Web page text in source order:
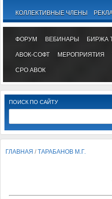
КОЛЛЕКТИВНЫЕ ЧЛЕНЫ
ФОРУМ ВЕБИНАРЫ БИРЖА
АВОК-СОФТ МЕРОПРИЯТИЯ
СРО АВОК
ПОИСК ПО САЙТУ
ГЛАВНАЯ /ТАРАБАНОВ М.Г.